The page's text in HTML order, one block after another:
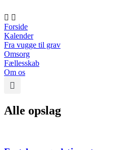
til
indhold
Forside
Kalender
Fra vugge til grav
Omsorg
Fællesskab
Om os
Alle opslag